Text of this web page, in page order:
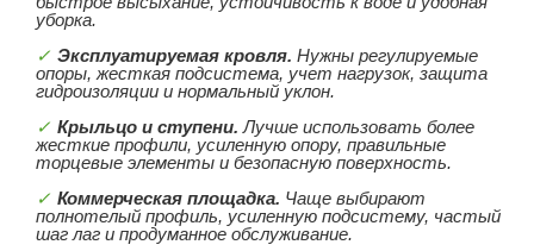
уборка.
Эксплуатируемая кровля. Нужны регулируемые
опоры, жесткая подсистема, учет нагрузок, защита
гидроизоляции и нормальный уклон.
Крыльцо и ступени. Лучше использовать более
жесткие профили, усиленную опору, правильные
торцевые элементы и безопасную поверхность.
Коммерческая площадка. Чаще выбирают
полнотелый профиль, усиленную подсистему, частый
шаг лаг и продуманное обслуживание.